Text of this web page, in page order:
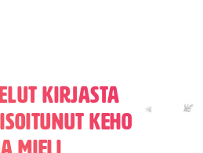
kirjasta
keho